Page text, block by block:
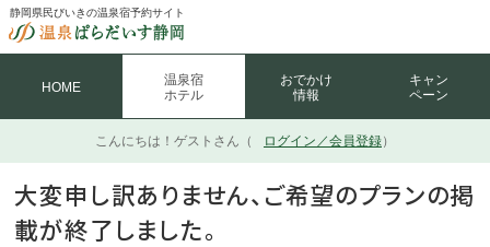
静岡県民びいきの温泉宿予約サイト
HOME
温泉宿
ホテル
おでかけ
情報
キャン
ペーン
こんにちは！ ゲストさん（ ログイン／会員登録）
大変申し訳ありません、ご希望のプランの掲
載が終了しました。